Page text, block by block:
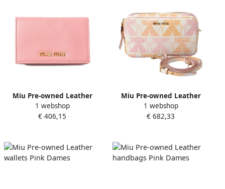
Miu Pre-owned Leather
wallets Pink Dames
1 webshop
€ 406,15
Miu Pre-owned Leather
shoulder-bags Pink Dames
1 webshop
€ 682,33